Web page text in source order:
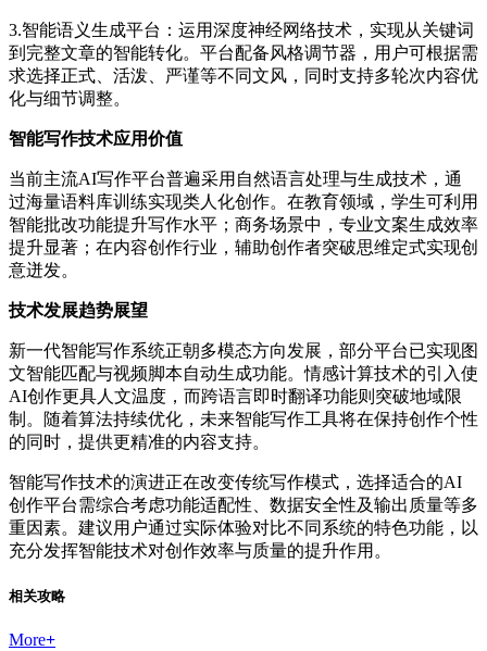
3.智能语义生成平台：运用深度神经网络技术，实现从关键词
到完整文章的智能转化。平台配备风格调节器，用户可根据需
求选择正式、活泼、严谨等不同文风，同时支持多轮次内容优
化与细节调整。
智能写作技术应用价值
当前主流AI写作平台普遍采用自然语言处理与生成技术，通
过海量语料库训练实现类人化创作。在教育领域，学生可利用
智能批改功能提升写作水平；商务场景中，专业文案生成效率
提升显著；在内容创作行业，辅助创作者突破思维定式实现创
意迸发。
技术发展趋势展望
新一代智能写作系统正朝多模态方向发展，部分平台已实现图
文智能匹配与视频脚本自动生成功能。情感计算技术的引入使
AI创作更具人文温度，而跨语言即时翻译功能则突破地域限
制。随着算法持续优化，未来智能写作工具将在保持创作个性
的同时，提供更精准的内容支持。
智能写作技术的演进正在改变传统写作模式，选择适合的AI
创作平台需综合考虑功能适配性、数据安全性及输出质量等多
重因素。建议用户通过实际体验对比不同系统的特色功能，以
充分发挥智能技术对创作效率与质量的提升作用。
相关攻略
More+